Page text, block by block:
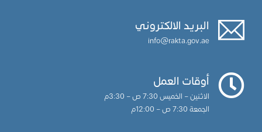
البريد الالكتروني
info@rakta.gov.ae
أوقات العمل
الاثنين – الخميس 7:30 ص – 3:30م
الجمعة 7:30 ص – 12:00م